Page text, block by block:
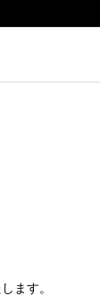
ます。